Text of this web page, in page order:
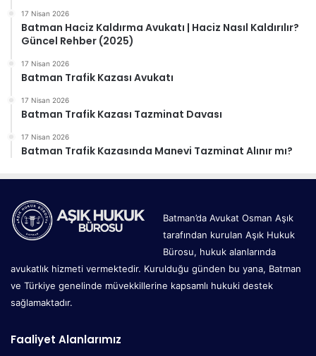
17 Nisan 2026
Batman Haciz Kaldırma Avukatı | Haciz Nasıl Kaldırılır?
Güncel Rehber (2025)
17 Nisan 2026
Batman Trafik Kazası Avukatı
17 Nisan 2026
Batman Trafik Kazası Tazminat Davası
17 Nisan 2026
Batman Trafik Kazasında Manevi Tazminat Alınır mı?
Batman’da Avukat Osman Aşık
tarafından kurulan Aşık Hukuk
Bürosu, hukuk alanlarında
avukatlık hizmeti vermektedir. Kurulduğu günden bu yana, Batman
ve Türkiye genelinde müvekkillerine kapsamlı hukuki destek
sağlamaktadır.
Faaliyet Alanlarımız